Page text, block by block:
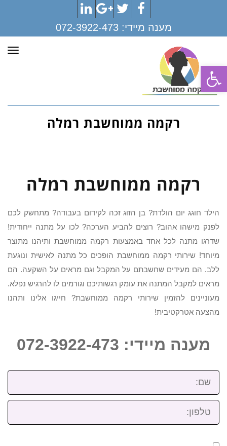
פתח סרגל נגישות
Facebook
Twitter
Google+
LinkedIn
מענה מיידי:072-3922-473
רקמה ממוחשבת רמלה
רקמה ממוחשבת רמלה
הילד חוגג יום הולדת? בן הזוג זכה לקידום בעבודה? מתחשק לכם
לפנק מישהו אהוב? רוצים להביע הערכה? לכו על מתנה ייחודית!
שדרגו מתנה לכל אחד באמצעות רקמה ממוחשבת ותיהנו מתוצר
מיוחד! שירותי רקמה ממוחשבת הופכים כל מתנה לאישית ונוגעת
ללב. הם מעידים שחשבתם על המקבל וגם מראים על השקעה. הם
מראים למקבל המתנה את עומק רגשותיכם וגורמים לו להרגיש נפלא.
מעוניינים להזמין שירותי רקמה ממוחשבת? חייגו אלינו ותהנו
מהצעה אטרקטיבית!
מענה מיידי: 072-3922-473
שם:
טלפון: